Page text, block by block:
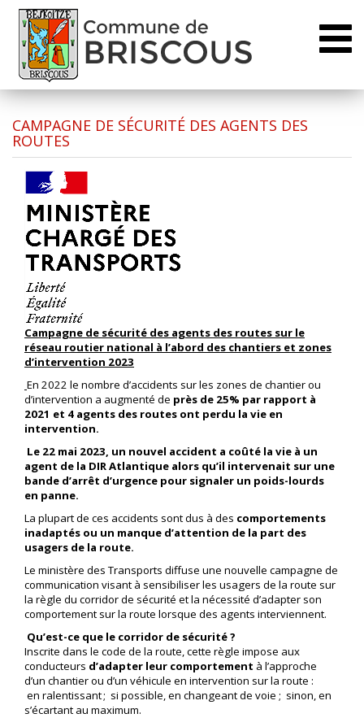
CAMPAGNE DE SÉCURITÉ DES AGENTS DES
ROUTES
Campagne de sécurité des agents des routes sur le
réseau routier national à l’abord des chantiers et zones
d’intervention 2023
En 2022 le nombre d’accidents sur les zones de chantier ou
d’intervention a augmenté de près de 25% par rapport à
2021 et 4 agents des routes ont perdu la vie en
intervention.
Le 22 mai 2023, un nouvel accident a coûté la vie à un
agent de la DIR Atlantique alors qu’il intervenait sur une
bande d’arrêt d’urgence pour signaler un poids-lourds
en panne.
La plupart de ces accidents sont dus à des comportements
inadaptés ou un manque d’attention de la part des
usagers de la route.
Le ministère des Transports diffuse une nouvelle campagne de
communication visant à sensibiliser les usagers de la route sur
la règle du corridor de sécurité et la nécessité d’adapter son
comportement sur la route lorsque des agents interviennent.
Qu’est-ce que le corridor de sécurité ?
Inscrite dans le code de la route, cette règle impose aux
conducteurs d’adapter leur comportement à l’approche
d’un chantier ou d’un véhicule en intervention sur la route :
en ralentissant ; si possible, en changeant de voie ; sinon, en
s’écartant au maximum.